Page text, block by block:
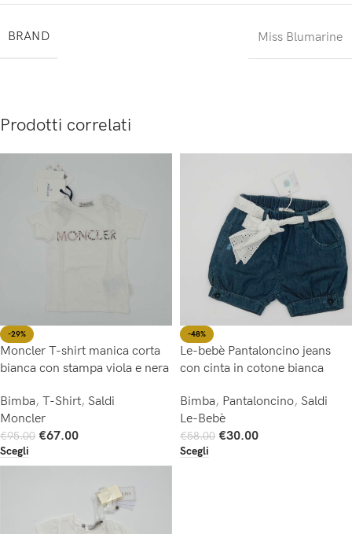
BRAND Miss Blumarine
Prodotti correlati
-29%
Moncler T-shirt manica corta
bianca con stampa viola e nera
Bimba, T-Shirt, Saldi
Moncler
€95.00 €67.00
Scegli
-48%
Le-bebè Pantaloncino jeans
con cinta in cotone bianca
Bimba, Pantaloncino, Saldi
Le-Bebè
€58.00 €30.00
Scegli